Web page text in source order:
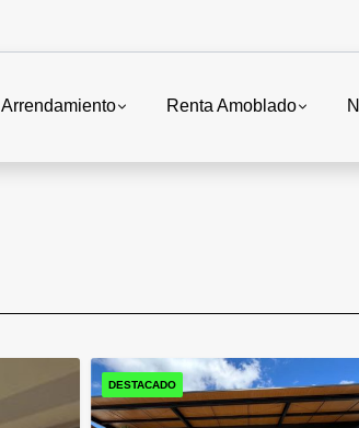
Arrendamiento Renta Amoblado
DESTACADO